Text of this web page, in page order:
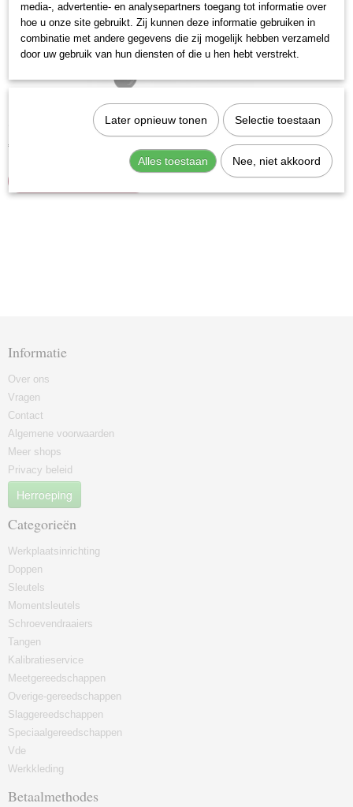
Kraftwerk 145.000.020 Trolley
Stevige trolley voorzien van een plaatstalen constructie,…
€ 124,43
Informatie
Over ons
Vragen
Contact
Algemene voorwaarden
Meer shops
Privacy beleid
Herroeping
Categorieën
Werkplaatsinrichting
Doppen
Sleutels
Momentsleutels
Schroevendraaiers
Tangen
Kalibratieservice
Meetgereedschappen
Overige-gereedschappen
Slaggereedschappen
Speciaalgereedschappen
Vde
Werkkleding
Betaalmethodes
media-, advertentie- en analysepartners toegang tot informatie over
hoe u onze site gebruikt. Zij kunnen deze informatie gebruiken in
combinatie met andere gegevens die zij mogelijk hebben verzameld
door uw gebruik van hun diensten of die u hen hebt verstrekt.
Later opnieuw tonen Selectie toestaan
Alles toestaan Nee, niet akkoord